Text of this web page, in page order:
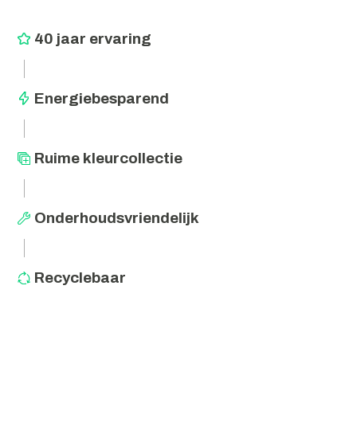
40 jaar ervaring
Energiebesparend
Ruime kleurcollectie
Onderhoudsvriendelijk
Recyclebaar